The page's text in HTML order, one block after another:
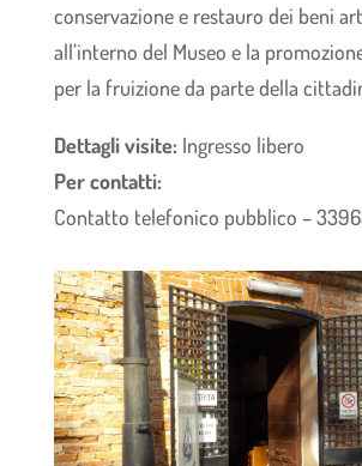
conservazione e restauro dei beni
all’interno del Museo e la
per la fruizione da parte della
Dettagli visite: Ingresso libero
Per contatti:
Contatto telefonico pubblico –